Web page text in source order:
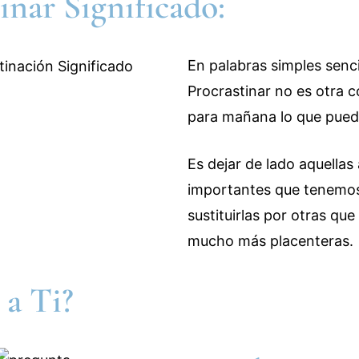
En palabras simples
Procrastinar no es otra
para mañana lo que
Es dejar de lado
importantes que
sustituirlas por otras
mucho más placenteras.
a Ti?